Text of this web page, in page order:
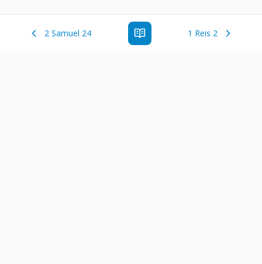
2 Samuel 24 1 Reis 2